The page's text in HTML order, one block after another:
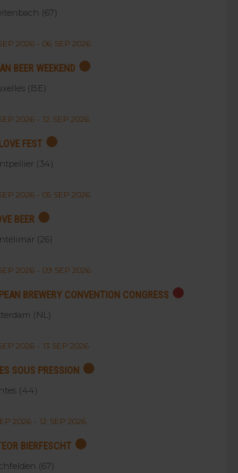
(67)
2026- 06 SEP 2026
BEER WEEKEND
(BE)
2026- 12 SEP 2026
FEST
(34)
2026- 05 SEP 2026
BEER
(26)
2026- 09 SEP 2026
BREWERY CONVENTION CONGRESS
(NL)
2026- 13 SEP 2026
SOUS PRESSION
(44)
2026- 12 SEP 2026
BIERFESCHT
(67)